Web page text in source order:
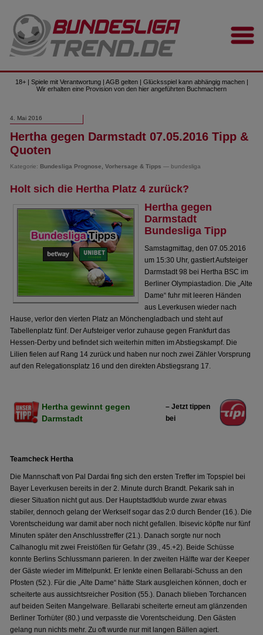
18+ | Spiele mit Verantwortung | AGB gelten | Glücksspiel kann abhängig machen |
Wir erhalten eine Provision von den hier angeführten Buchmachern
4. Mai 2016
Hertha gegen Darmstadt 07.05.2016 Tipp &
Quoten
Kategorie: Bundesliga Prognose, Vorhersage & Tipps — bundesliga
Holt sich die Hertha Platz 4 zurück?
Hertha gegen
Darmstadt
Bundesliga Tipp
Samstagmittag, den 07.05.2016
um 15:30 Uhr, gastiert Aufsteiger
Darmstadt 98 bei Hertha BSC im
Berliner Olympiastadion. Die „Alte
Dame“ fuhr mit leeren Händen
aus Leverkusen wieder nach
Hause, verlor den vierten Platz an Mönchengladbach und steht auf
Tabellenplatz fünf. Der Aufsteiger verlor zuhause gegen Frankfurt das
Hessen-Derby und befindet sich weiterhin mitten im Abstiegskampf. Die
Lilien fielen auf Rang 14 zurück und haben nur noch zwei Zähler Vorsprung
auf den Relegationsplatz 16 und den direkten Abstiegsrang 17.
Hertha gewinnt gegen
Darmstadt
– Jetzt tippen
bei
Teamcheck Hertha
Die Mannschaft von Pal Dardai fing sich den ersten Treffer im Topspiel bei
Bayer Leverkusen bereits in der 2. Minute durch Brandt. Pekarik sah in
dieser Situation nicht gut aus. Der Hauptstadtklub wurde zwar etwas
stabiler, dennoch gelang der Werkself sogar das 2:0 durch Bender (16.). Die
Vorentscheidung war damit aber noch nicht gefallen. Ibisevic köpfte nur fünf
Minuten später den Anschlusstreffer (21.). Danach sorgte nur noch
Calhanoglu mit zwei Freistößen für Gefahr (39., 45.+2). Beide Schüsse
konnte Berlins Schlussmann parieren. In der zweiten Hälfte war der Keeper
der Gäste wieder im Mittelpunkt. Er lenkte einen Bellarabi-Schuss an den
Pfosten (52.). Für die „Alte Dame“ hätte Stark ausgleichen können, doch er
scheiterte aus aussichtsreicher Position (55.). Danach blieben Torchancen
auf beiden Seiten Mangelware. Bellarabi scheiterte erneut am glänzenden
Berliner Torhüter (80.) und verpasste die Vorentscheidung. Den Gästen
gelang nun nichts mehr. Zu oft wurde nur mit langen Bällen agiert.